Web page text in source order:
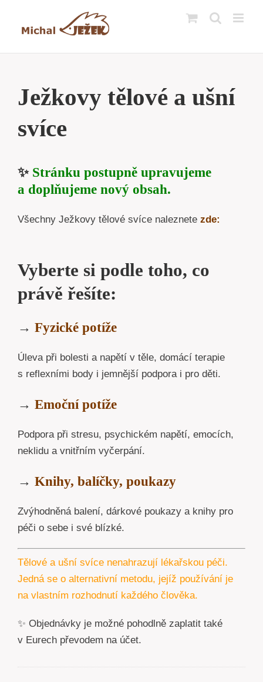
Ježkovy tělové a ušní
svíce
✨ Stránku postupně upravujeme
a doplňujeme nový obsah.
Všechny Ježkovy tělové svíce naleznete zde:
Vyberte si podle toho, co
právě řešíte:
→ Fyzické potíže
Úleva při bolesti a napětí v těle, domácí terapie
s reflexními body i jemnější podpora i pro děti.
→ Emoční potíže
Podpora při stresu, psychickém napětí, emocích,
neklidu a vnitřním vyčerpání.
→ Knihy, balíčky, poukazy
Zvýhodněná balení, dárkové poukazy a knihy pro
péči o sebe i své blízké.
Tělové a ušní svíce nenahrazují lékařskou péči.
Jedná se o alternativní metodu, jejíž používání je
na vlastním rozhodnutí každého člověka.
✨ Objednávky je možné pohodlně zaplatit také
v Eurech převodem na účet.